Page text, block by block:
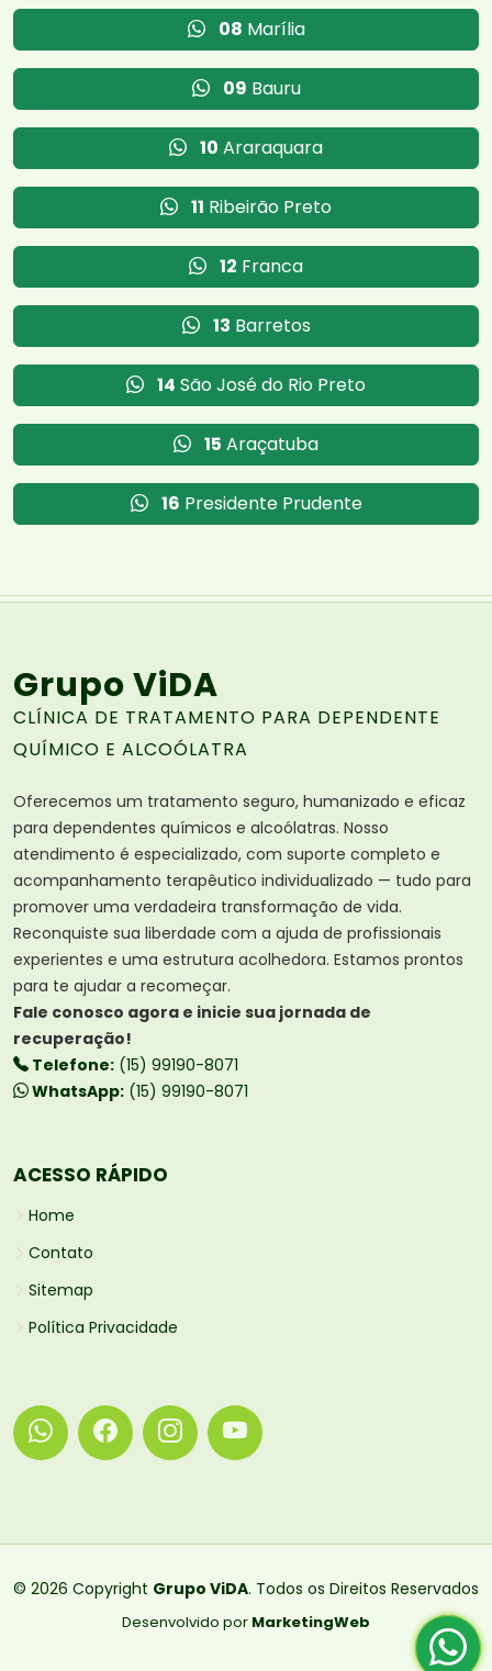
08 Marília
09 Bauru
10 Araraquara
11 Ribeirão Preto
12 Franca
13 Barretos
14 São José do Rio Preto
15 Araçatuba
16 Presidente Prudente
Grupo ViDA
CLÍNICA DE TRATAMENTO PARA DEPENDENTE
QUÍMICO E ALCOÓLATRA
Oferecemos um tratamento seguro, humanizado e eficaz
para dependentes químicos e alcoólatras. Nosso
atendimento é especializado, com suporte completo e
acompanhamento terapêutico individualizado — tudo para
promover uma verdadeira transformação de vida.
Reconquiste sua liberdade com a ajuda de profissionais
experientes e uma estrutura acolhedora. Estamos prontos
para te ajudar a recomeçar.
Fale conosco agora e inicie sua jornada de
recuperação!
Telefone: (15) 99190-8071
WhatsApp: (15) 99190-8071
ACESSO RÁPIDO
Home
Contato
Sitemap
Política Privacidade
© 2026 Copyright Grupo ViDA. Todos os Direitos Reservados
Desenvolvido por MarketingWeb